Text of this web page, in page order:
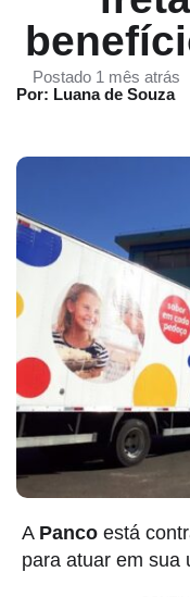
Postado 1 mês atrás
Por: Luana de Souza
A Panco está
para atuar em sua